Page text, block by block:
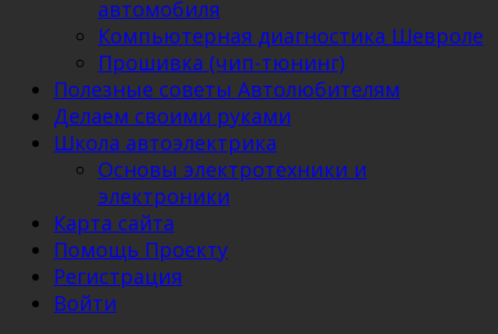
автомобиля
Компьютерная диагностика Шевроле
Прошивка (чип-тюнинг)
Полезные советы Автолюбителям
Делаем своими руками
Школа автоэлектрика
Основы электротехники и
электроники
Карта сайта
Помощь Проекту
Регистрация
Войти